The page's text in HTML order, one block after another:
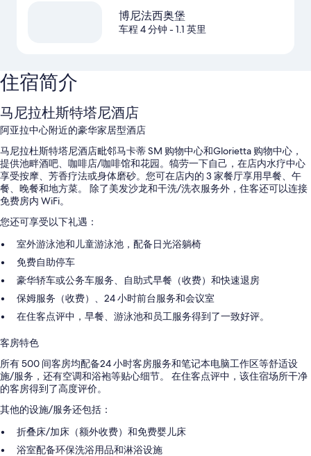
博尼法西奥堡
车程 4 分钟- 1.1 英里
住宿简介
马尼拉杜斯特塔尼酒店
阿亚拉中心附近的豪华家居型酒店
马尼拉杜斯特塔尼酒店毗邻马卡蒂 SM 购物中心和Glorietta 购物中心，
提供池畔酒吧、咖啡店/咖啡馆和花园。犒劳一下自己，在店内水疗中心
享受按摩、芳香疗法或身体磨砂。您可在店内的 3 家餐厅享用早餐、午
餐、晚餐和地方菜。 除了美发沙龙和干洗/洗衣服务外，住客还可以连接
免费房内 WiFi。
您还可享受以下礼遇：
室外游泳池和儿童游泳池，配备日光浴躺椅
免费自助停车
豪华轿车或公务车服务、自助式早餐（收费）和快速退房
保姆服务（收费）、24 小时前台服务和会议室
在住客点评中，早餐、游泳池和员工服务得到了一致好评。
客房特色
所有 500 间客房均配备24 小时客房服务和笔记本电脑工作区等舒适设
施/服务，还有空调和浴袍等贴心细节。 在住客点评中，该住宿场所干净
的客房得到了高度评价。
其他的设施/服务还包括：
折叠床/加床（额外收费）和免费婴儿床
浴室配备环保洗浴用品和淋浴设施